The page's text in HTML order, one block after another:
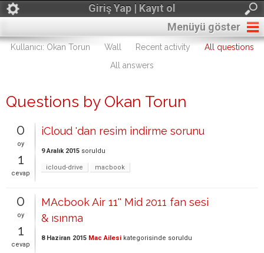
Giriş Yap | Kayıt ol
Menüyü göster
Kullanıcı: Okan Torun Wall Recent activity
All questions
All answers
Questions by Okan Torun
0
oy
1
cevap
iCloud 'dan resim indirme sorunu
9 Aralık 2015 soruldu
icloud-drive macbook
0
oy
1
cevap
MAcbook Air 11'' Mid 2011 fan sesi
& ısınma
8 Haziran 2015 Mac Ailesi kategorisinde soruldu